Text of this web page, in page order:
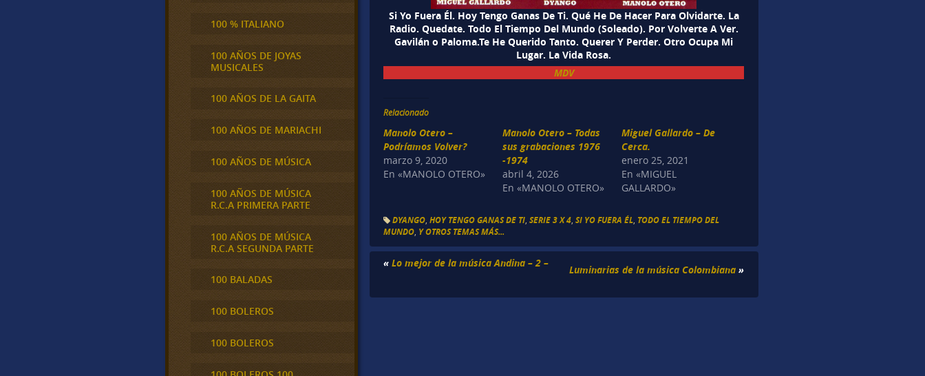
Si Yo Fuera Él. Hoy Tengo Ganas De Ti. Qué He De Hacer Para Olvidarte. La
Radio. Quedate. Todo El Tiempo Del Mundo (Soleado). Por Volverte A Ver.
Gavilán o Paloma.Te He Querido Tanto. Querer Y Perder. Otro Ocupa Mi
Lugar. La Vida Rosa.
MDV
Relacionado
Manolo Otero –
Podríamos Volver?
marzo 9, 2020
En «MANOLO OTERO»
Manolo Otero – Todas
sus grabaciones 1976
-1974
abril 4, 2026
En «MANOLO OTERO»
Miguel Gallardo – De
Cerca.
enero 25, 2021
En «MIGUEL
GALLARDO»
DYANGO ,HOY TENGO GANAS DE TI ,SERIE 3 X 4 ,SI YO FUERA ÉL TODO EL TIEMPO DEL
MUNDO Y OTROS TEMAS MÁS...
«Lo mejor de la música Andina – 2 –
Luminarias de la música Colombiana »
100 % ITALIANO
100 AÑOS DE JOYAS
MUSICALES
100 AÑOS DE LA GAITA
100 AÑOS DE MARIACHI
100 AÑOS DE MÚSICA
100 AÑOS DE MÚSICA
R.C.A PRIMERA PARTE
100 AÑOS DE MÚSICA
R.C.A SEGUNDA PARTE
100 BALADAS
100 BOLEROS
100 BOLEROS